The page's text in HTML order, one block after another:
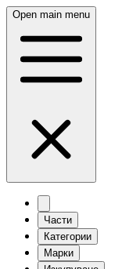
Open main menu
Части
Категории
Марки